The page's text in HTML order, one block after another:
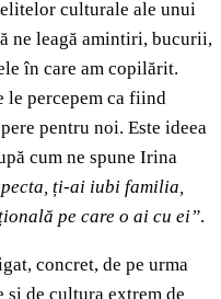
culturale ale unui
ne leagă amintiri, bucurii,
în care am copilărit.
le percepem ca fiind
pentru noi. Este ideea
cum ne spune Irina
ți-ai iubi familia,
pe care o ai cu ei”.
concret, de pe urma
de cultura extrem de